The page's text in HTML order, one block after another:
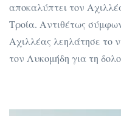
αποκαλύπτει τον
Τροία. Αντιθέτως
Αχιλλέας λεηλάτησε το
τον Λυκομήδη για τη